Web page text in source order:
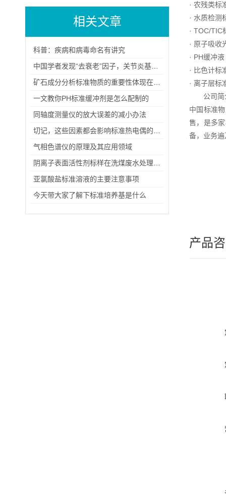
相关文章
科普：疾病和病毒命名有讲究
一文教你PH标准缓冲剂是怎么配制的
同轴度测量仪的放大误差的减小办法
气相色谱仪的原理及其应用领域
亚氯酸盐标准溶液的主要注意事项
今天带大家了解下标准培养基是什么
· 农残类标
· 水质检测
· TOC/TIC
· 原子吸收
· PH缓冲
· 比色计标
· 离子层标
公司
中国标准
售，是多
备，业务
产品